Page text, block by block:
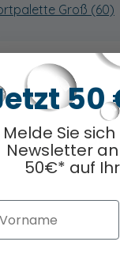
Groß (60)
50
Melde Sie
Newsletter
50€* auf